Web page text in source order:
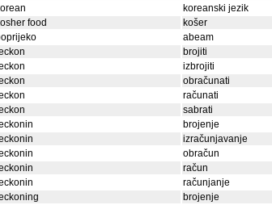
koreanski jezik
food
košer
abeam
brojiti
izbrojiti
obračunati
računati
sabrati
brojenje
izračunjavanje
obračun
račun
računjanje
brojenje